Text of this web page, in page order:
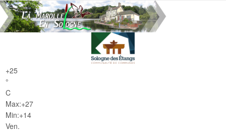
Passer
vers
le
+25
°
C
Max:+27
Min:+14
Ven.